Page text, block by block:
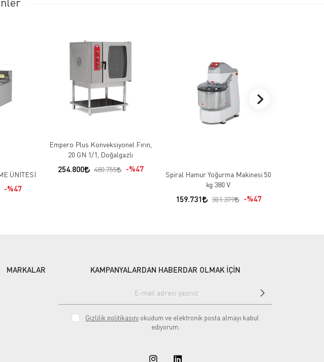
ÜNİTESİ
%47
Empero Plus Konveksiyonel Fırın,
20 GN 1/1, Doğalgazlı
254.800 480.755 %47
Spiral Hamur Yoğurma Makinesi 50
kg 380 V
159.731 301.379 %47
MARKALAR KAMPANYALARDAN HABERDAR OLMAK İÇİN
Gizlilik politikasını okudum ve elektronik posta almayı kabul
ediyorum.